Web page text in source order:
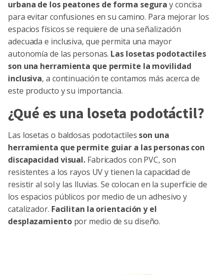
urbana de los peatones de forma segura y concisa
para evitar confusiones en su camino. Para mejorar los
espacios físicos se requiere de una señalización
adecuada e inclusiva, que permita una mayor
autonomía de las personas. Las losetas podotactiles
son una herramienta que permite la movilidad
inclusiva, a continuación te contamos más acerca de
este producto y su importancia.
¿Qué es una loseta podotáctil?
Las losetas o baldosas podotactiles son una
herramienta que permite guiar a las personas con
discapacidad visual. Fabricados con PVC, son
resistentes a los rayos UV y tienen la capacidad de
resistir al sol y las lluvias. Se colocan en la superficie de
los espacios públicos por medio de un adhesivo y
catalizador. Facilitan la orientación y el
desplazamientopor medio de su diseño.